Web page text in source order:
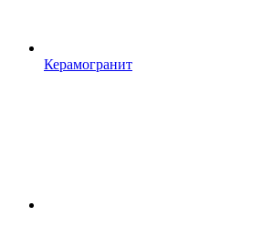
Керамогранит